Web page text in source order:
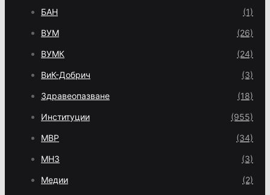
БАН (1)
ВУМ (26)
ВУМК (24)
ВиК-Добрич (3)
Здравеопазване (18)
Институции (955)
МВР (34)
МНЗ (3)
Медии (2)